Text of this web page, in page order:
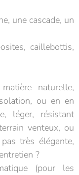
une cascade, un
caillebottis,
naturelle,
ou en en
léger, résistant
venteux, ou
très élégante,
?
(pour les